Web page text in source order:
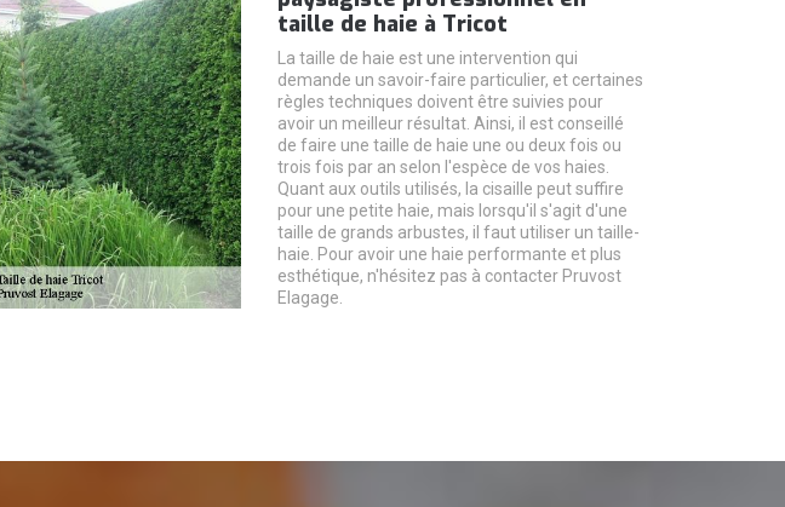
taille de haie à Tricot
La taille de haie est une intervention qui
demande un savoir-faire particulier, et certaines
règles techniques doivent être suivies pour
avoir un meilleur résultat. Ainsi, il est conseillé
de faire une taille de haie une ou deux fois ou
trois fois par an selon l'espèce de vos haies.
Quant aux outils utilisés, la cisaille peut suffire
pour une petite haie, mais lorsqu'il s'agit d'une
taille de grands arbustes, il faut utiliser un taille-
haie. Pour avoir une haie performante et plus
esthétique, n'hésitez pas à contacter Pruvost
Elagage.